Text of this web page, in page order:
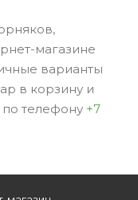
магазине
варианты
в корзину и
по телефону +7